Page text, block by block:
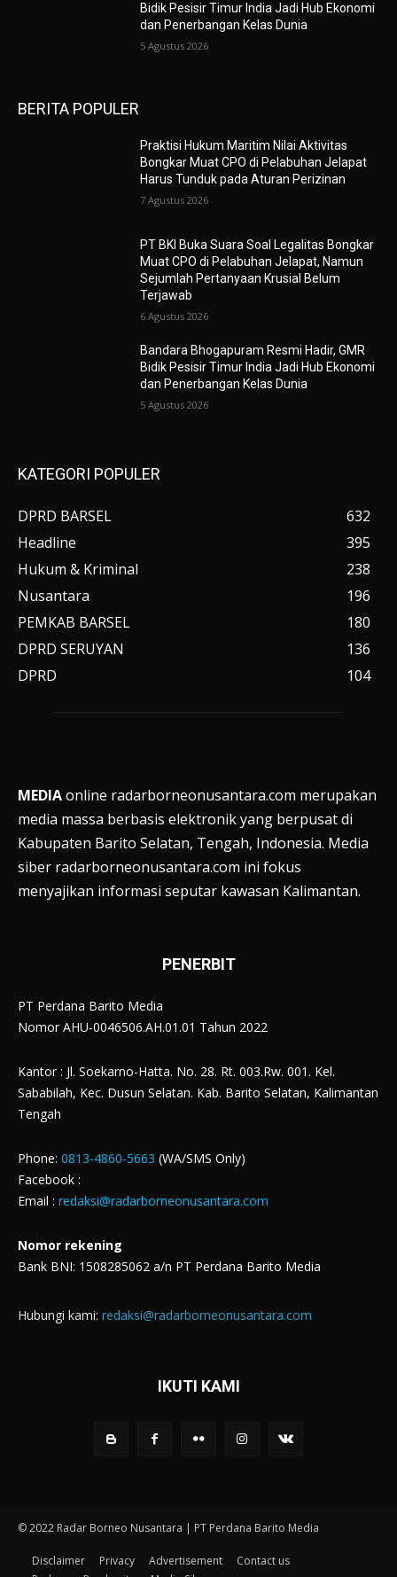
Bidik Pesisir Timur India Jadi Hub Ekonomi
dan Penerbangan Kelas Dunia
5 Agustus 2026
BERITA POPULER
Praktisi Hukum Maritim Nilai Aktivitas
Bongkar Muat CPO di Pelabuhan Jelapat
Harus Tunduk pada Aturan Perizinan
7 Agustus 2026
PT BKI Buka Suara Soal Legalitas Bongkar
Muat CPO di Pelabuhan Jelapat, Namun
Sejumlah Pertanyaan Krusial Belum
Terjawab
6 Agustus 2026
Bandara Bhogapuram Resmi Hadir, GMR
Bidik Pesisir Timur India Jadi Hub Ekonomi
dan Penerbangan Kelas Dunia
5 Agustus 2026
KATEGORI POPULER
DPRD BARSEL
632
Headline
395
Hukum & Kriminal
238
Nusantara
196
PEMKAB BARSEL
180
DPRD SERUYAN
136
DPRD
104
MEDIAonline radarborneonusantara.com merupakan
media massa berbasis elektronik yang berpusat di
Kabupaten Barito Selatan, Tengah, Indonesia. Media
siber radarborneonusantara.com ini fokus
menyajikan informasi seputar kawasan Kalimantan.
PENERBIT
PT Perdana Barito Media
Nomor AHU-0046506.AH.01.01 Tahun 2022
Kantor : Jl. Soekarno-Hatta. No. 28. Rt. 003.Rw. 001. Kel.
Sababilah, Kec. Dusun Selatan. Kab. Barito Selatan, Kalimantan
Tengah
Phone: 0813-4860-5663 (WA/SMS Only)
Facebook :
Email : redaksi@radarborneonusantara.com
Nomor rekening
Bank BNI: 1508285062 a/n PT Perdana Barito Media
Hubungi kami: redaksi@radarborneonusantara.com
IKUTI KAMI
© 2022 Radar Borneo Nusantara | PT Perdana Barito Media
Disclaimer Privacy Advertisement
Contact us